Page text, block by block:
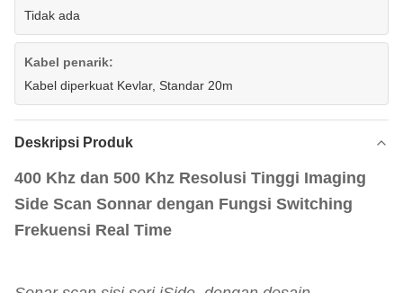
Tidak ada
Kabel penarik:
Kabel diperkuat Kevlar, Standar 20m
Deskripsi Produk
400 Khz dan 500 Khz Resolusi Tinggi Imaging
Side Scan Sonnar dengan Fungsi Switching
Frekuensi Real Time